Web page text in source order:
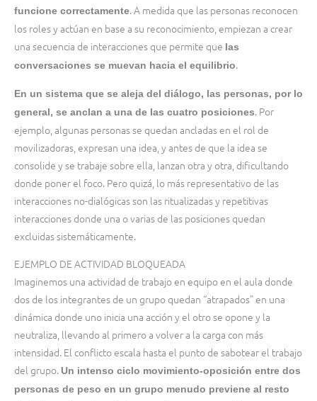
funcione correctamente. A medida que las personas reconocen
los roles y actúan en base a su reconocimiento, empiezan a crear
una secuencia de interacciones que permite que las
conversaciones se muevan hacia el equilibrio.
En un sistema que se aleja del diálogo, las personas, por lo
general, se anclan a una de las cuatro posiciones. Por
ejemplo, algunas personas se quedan ancladas en el rol de
movilizadoras, expresan una idea, y antes de que la idea se
consolide y se trabaje sobre ella, lanzan otra y otra, dificultando
donde poner el foco. Pero quizá, lo más representativo de las
interacciones no-dialógicas son las ritualizadas y repetitivas
interacciones donde una o varias de las posiciones quedan
excluidas sistemáticamente.
EJEMPLO DE ACTIVIDAD BLOQUEADA
Imaginemos una actividad de trabajo en equipo en el aula donde
dos de los integrantes de un grupo quedan “atrapados” en una
dinámica donde uno inicia una acción y el otro se opone y la
neutraliza, llevando al primero a volver a la carga con más
intensidad. El conflicto escala hasta el punto de sabotear el trabajo
del grupo. Un intenso ciclo movimiento-oposición entre dos
personas de peso en un grupo menudo previene al resto